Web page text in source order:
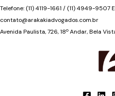
Telefone: (11) 4119-1661 / (11) 4949-9507
contato@arakakiadvogados.com.br
Avenida Paulista, 726, 18º Andar, Bela